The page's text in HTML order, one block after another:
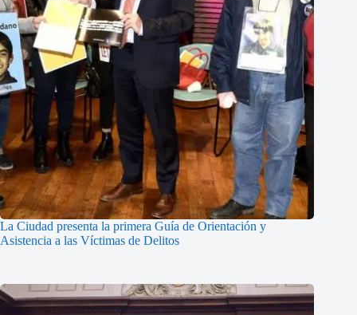
La Ciudad presenta la primera Guía de Orientación y
Asistencia a las Víctimas de Delitos